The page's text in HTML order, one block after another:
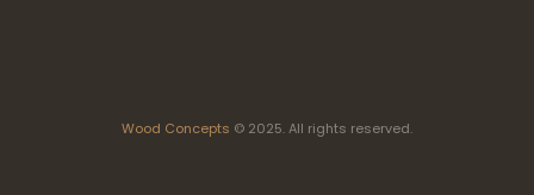
Wood Concepts © 2025. All rights reserved.